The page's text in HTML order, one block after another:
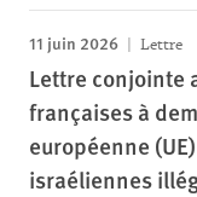
11 juin 2026 Lettre
Lettre conjointe
françaises à
européenne
israéliennes